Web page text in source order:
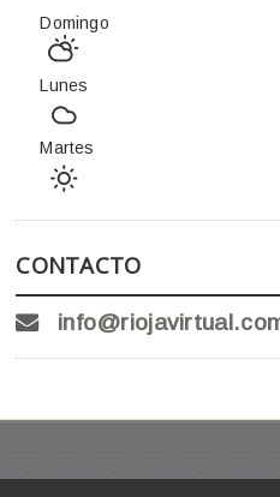
Domingo
Lunes
Martes
CONTACTO